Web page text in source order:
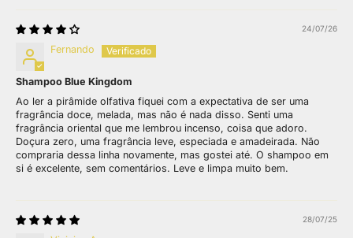
24/07/26
Fernando
Shampoo Blue Kingdom
Ao ler a pirâmide olfativa fiquei com a expectativa de ser uma
fragrância doce, melada, mas não é nada disso. Senti uma
fragrância oriental que me lembrou incenso, coisa que adoro.
Doçura zero, uma fragrância leve, especiada e amadeirada. Não
compraria dessa linha novamente, mas gostei até. O shampoo em
si é excelente, sem comentários. Leve e limpa muito bem.
28/07/25